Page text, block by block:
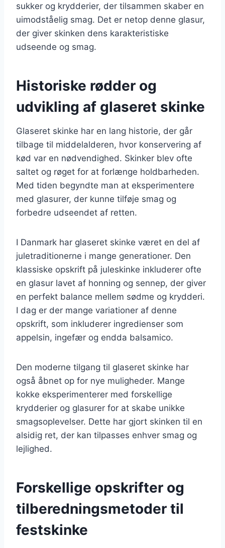
sukker og krydderier, der tilsammen skaber en
uimodståelig smag. Det er netop denne glasur,
der giver skinken dens karakteristiske
udseende og smag.
Historiske rødder og
udvikling af glaseret skinke
Glaseret skinke har en lang historie, der går
tilbage til middelalderen, hvor konservering af
kød var en nødvendighed. Skinker blev ofte
saltet og røget for at forlænge holdbarheden.
Med tiden begyndte man at eksperimentere
med glasurer, der kunne tilføje smag og
forbedre udseendet af retten.
I Danmark har glaseret skinke været en del af
juletraditionerne i mange generationer. Den
klassiske opskrift på juleskinke inkluderer ofte
en glasur lavet af honning og sennep, der giver
en perfekt balance mellem sødme og krydderi.
I dag er der mange variationer af denne
opskrift, som inkluderer ingredienser som
appelsin, ingefær og endda balsamico.
Den moderne tilgang til glaseret skinke har
også åbnet op for nye muligheder. Mange
kokke eksperimenterer med forskellige
krydderier og glasurer for at skabe unikke
smagsoplevelser. Dette har gjort skinken til en
alsidig ret, der kan tilpasses enhver smag og
lejlighed.
Forskellige opskrifter og
tilberedningsmetoder til
festskinke